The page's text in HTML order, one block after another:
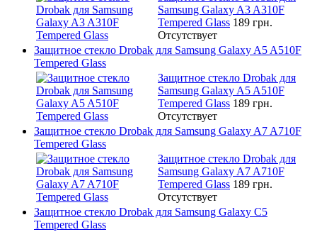
Samsung Galaxy A3 A310F
Tempered Glass 189 грн.
Отсутствует
Защитное стекло Drobak для Samsung Galaxy A5 A510F
Tempered Glass
Защитное стекло Drobak для
Samsung Galaxy A5 A510F
Tempered Glass 189 грн.
Отсутствует
Защитное стекло Drobak для Samsung Galaxy A7 A710F
Tempered Glass
Защитное стекло Drobak для
Samsung Galaxy A7 A710F
Tempered Glass 189 грн.
Отсутствует
Защитное стекло Drobak для Samsung Galaxy C5
Tempered Glass